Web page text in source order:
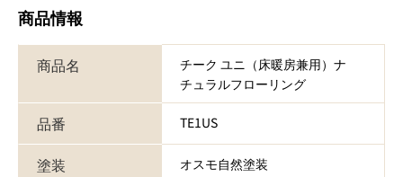
商品情報
商品名
チーク ユニ（床暖房兼用）ナ
チュラルフローリング
品番 TE1US
塗装 オスモ自然塗装